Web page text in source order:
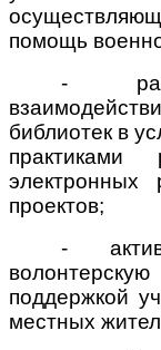
помощь
-
библиотек в
электронных
проектов;
-
поддержкой
местных